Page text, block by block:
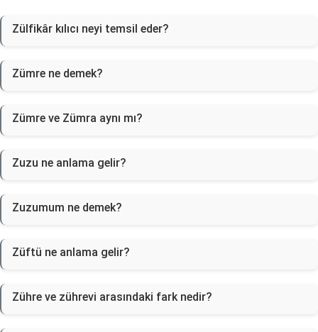
Zülfikâr kılıcı neyi temsil eder?
Zümre ne demek?
Zümre ve Zümra aynı mı?
Zuzu ne anlama gelir?
Zuzumum ne demek?
Züftü ne anlama gelir?
Zühre ve zührevi arasındaki fark nedir?